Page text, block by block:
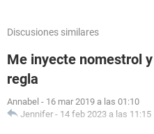
Discusiones similares
Me inyecte nomestrol
regla
Annabel - 16 mar 2019 a las 01:10
Jennifer - 14 feb 2023 a las 11:15